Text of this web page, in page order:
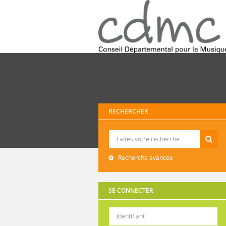
RECHERCHER
Recherche avancée
SE CONNECTER